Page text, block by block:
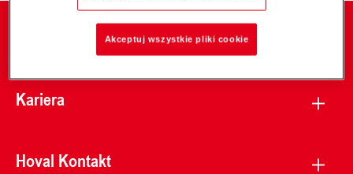
Kariera
Hoval Kontakt
Akceptuj wszystkie pliki cookie